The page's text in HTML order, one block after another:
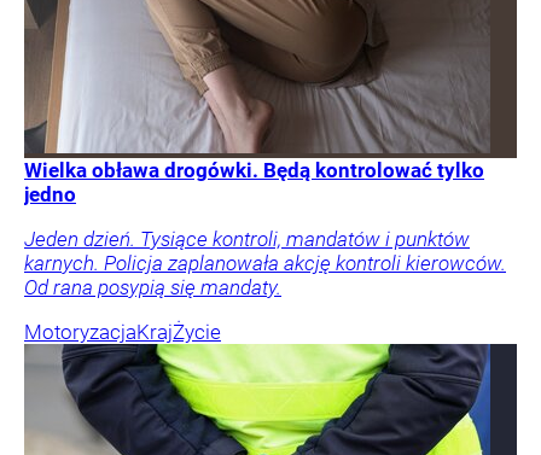
Wielka obława drogówki. Będą kontrolować tylko
jedno
Jeden dzień. Tysiące kontroli, mandatów i punktów
karnych. Policja zaplanowała akcję kontroli kierowców.
Od rana posypią się mandaty.
MotoryzacjaKrajŻycie